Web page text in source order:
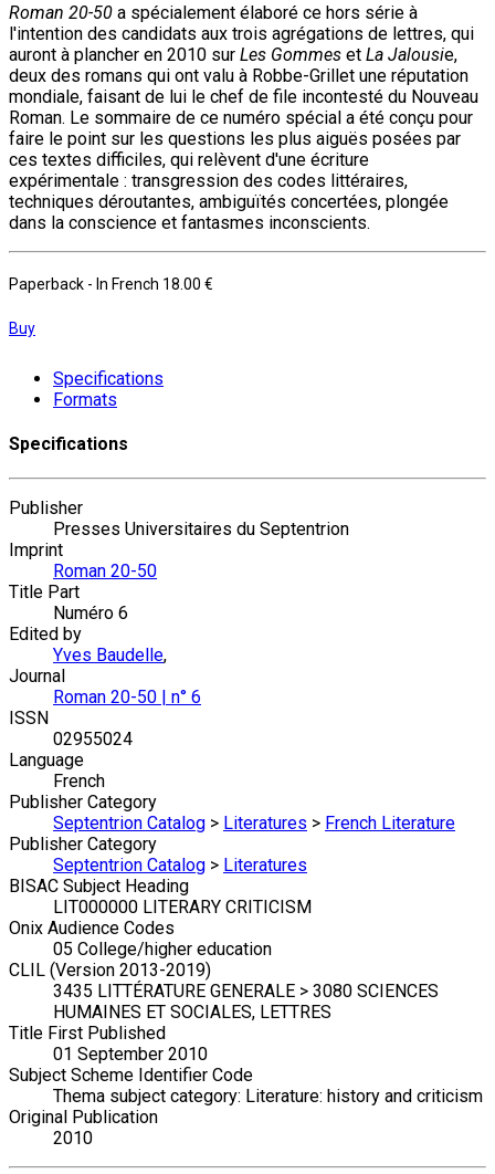
Roman 20-50 a spécialement élaboré ce hors série à
l'intention des candidats aux trois agrégations de lettres, qui
auront à plancher en 2010 sur Les Gommes et La Jalousie,
deux des romans qui ont valu à Robbe-Grillet une réputation
mondiale, faisant de lui le chef de file incontesté du Nouveau
Roman. Le sommaire de ce numéro spécial a été conçu pour
faire le point sur les questions les plus aiguës posées par
ces textes difficiles, qui relèvent d'une écriture
expérimentale : transgression des codes littéraires,
techniques déroutantes, ambiguïtés concertées, plongée
dans la conscience et fantasmes inconscients.
Paperback - In French 18.00 €
Buy
Specifications
Formats
Specifications
Publisher
Presses Universitaires du Septentrion
Imprint
Roman 20-50
Title Part
Numéro 6
Edited by
Yves Baudelle,
Journal
Roman 20-50 | n° 6
ISSN
02955024
Language
French
Publisher Category
Septentrion Catalog > Literatures > French Literature
Publisher Category
Septentrion Catalog > Literatures
BISAC Subject Heading
LIT000000 LITERARY CRITICISM
Onix Audience Codes
05 College/higher education
CLIL (Version 2013-2019)
3435 LITTÉRATURE GENERALE > 3080 SCIENCES
HUMAINES ET SOCIALES, LETTRES
Title First Published
01 September 2010
Subject Scheme Identifier Code
Thema subject category: Literature: history and criticism
Original Publication
2010